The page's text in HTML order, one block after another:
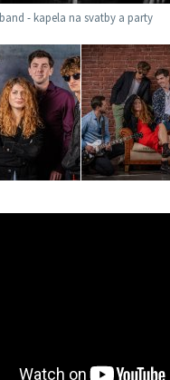
- kapela na svatby a party